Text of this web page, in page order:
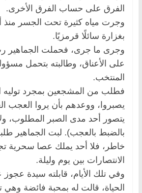
الفرق على حساب الفرق الأخرى.
وجرت مياه كثيرة تحت الجسر منذ
بغزارة سائلًا قرمزيًا.
وجرى ما جرى، فحملت الجماهير
على الأعناق، وطالبته بتحمل
المنتخب.
فطلب من المشجعين بمجرد توليه
يصبروا، ووعدهم بأن يروا العجب
يتصور أحد مدى الصبر المطلوب،
بالضبط بالعجب). لبت الجماهير
خاطر، فلا أحد يملك عصا سحرية
الانتصارات بين يوم وليلة.
وفي تلك الأيام، قابلته سيدة عجوز
الحياة، قالت له بمحبة فائضة